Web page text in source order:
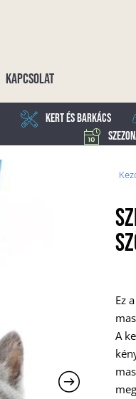
Kapcsolat
Kert és Barkács
Ez
A